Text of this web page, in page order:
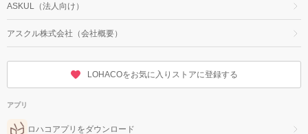
ASKUL（法人向け）
アスクル株式会社（会社概要）
LOHACOをお気に入りストアに登録する
アプリ
ロハコアプリをダウンロード